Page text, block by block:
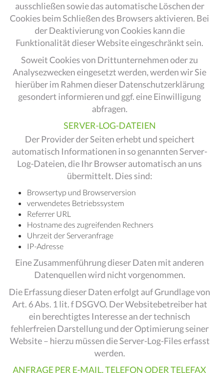
ausschließen sowie das automatische Löschen der
Cookies beim Schließen des Browsers aktivieren. Bei
der Deaktivierung von Cookies kann die
Funktionalität dieser Website eingeschränkt sein.
Soweit Cookies von Drittunternehmen oder zu
Analysezwecken eingesetzt werden, werden wir Sie
hierüber im Rahmen dieser Datenschutzerklärung
gesondert informieren und ggf. eine Einwilligung
abfragen.
SERVER-LOG-DATEIEN
Der Provider der Seiten erhebt und speichert
automatisch Informationen in so genannten Server-
Log-Dateien, die Ihr Browser automatisch an uns
übermittelt. Dies sind:
Browsertyp und Browserversion
verwendetes Betriebssystem
Referrer URL
Hostname des zugreifenden Rechners
Uhrzeit der Serveranfrage
IP-Adresse
Eine Zusammenführung dieser Daten mit anderen
Datenquellen wird nicht vorgenommen.
Die Erfassung dieser Daten erfolgt auf Grundlage von
Art. 6 Abs. 1 lit. f DSGVO. Der Websitebetreiber hat
ein berechtigtes Interesse an der technisch
fehlerfreien Darstellung und der Optimierung seiner
Website – hierzu müssen die Server-Log-Files erfasst
werden.
ANFRAGE PER E-MAIL, TELEFON ODER TELEFAX